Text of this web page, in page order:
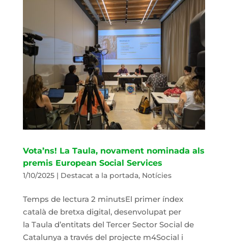
Vota’ns! La Taula, novament nominada als
premis European Social Services
1/10/2025| Destacat a la portada, Notícies
Temps de lectura 2 minutsEl primer índex
català de bretxa digital, desenvolupat per
la Taula d’entitats del Tercer Sector Social de
Catalunya a través del projecte m4Social i